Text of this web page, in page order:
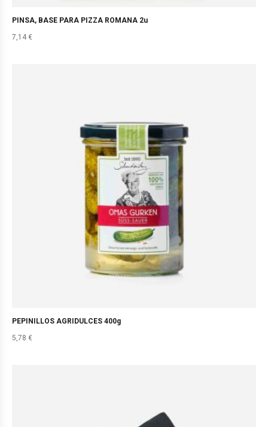
PINSA, BASE PARA PIZZA ROMANA 2u
7,14 €
PEPINILLOS AGRIDULCES 400g
5,78 €